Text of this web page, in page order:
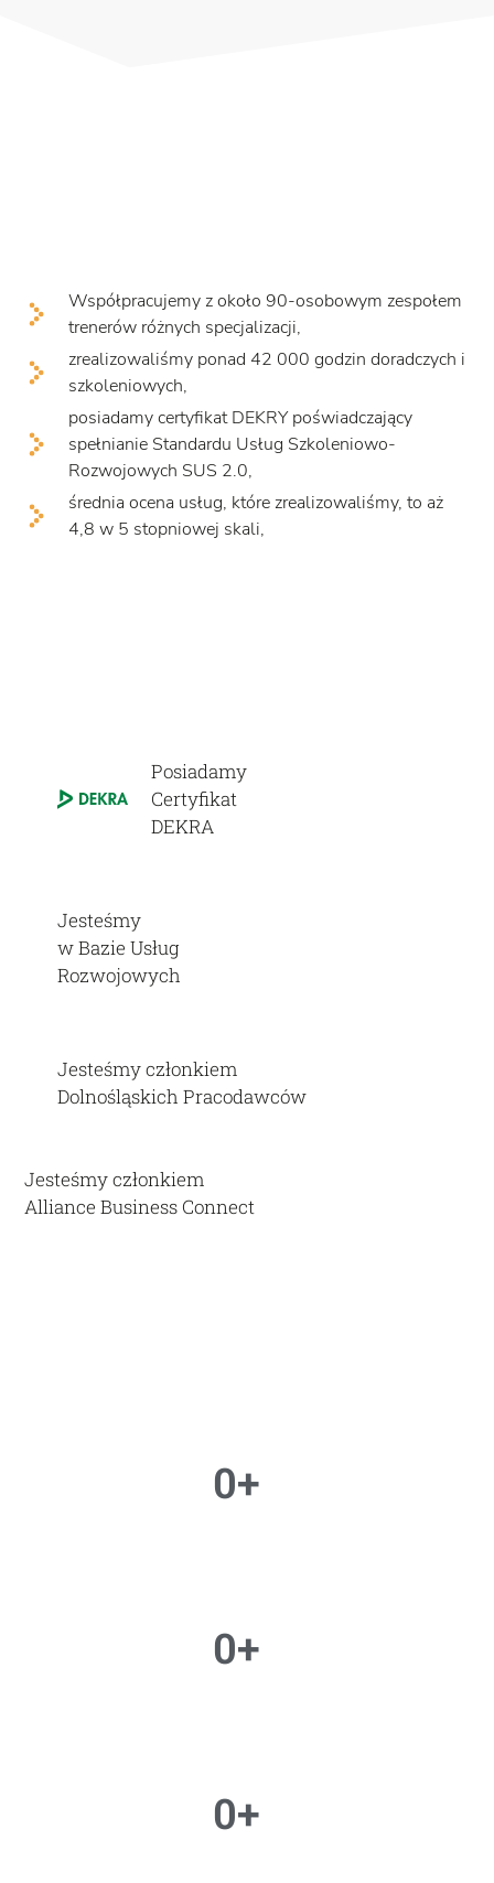
Współpracujemy z około 90-osobowym zespołem
trenerów różnych specjalizacji,
zrealizowaliśmy ponad 42 000 godzin doradczych i
szkoleniowych,
posiadamy certyfikat DEKRY poświadczający
spełnianie Standardu Usług Szkoleniowo-
Rozwojowych SUS 2.0,
średnia ocena usług, które zrealizowaliśmy, to aż
4,8 w 5 stopniowej skali,
Posiadamy
Certyfikat
DEKRA
Jesteśmy
w Bazie Usług
Rozwojowych
Jesteśmy członkiem
Dolnośląskich Pracodawców
Jesteśmy członkiem
Alliance Business Connect
0+
0+
0+